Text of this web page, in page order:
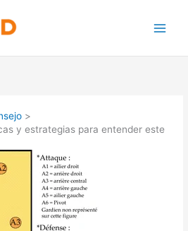
y estrategias para entender este